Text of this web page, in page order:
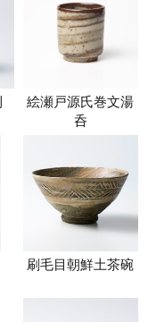
絵瀬戸源氏巻文湯
呑
刷毛目朝鮮土茶碗